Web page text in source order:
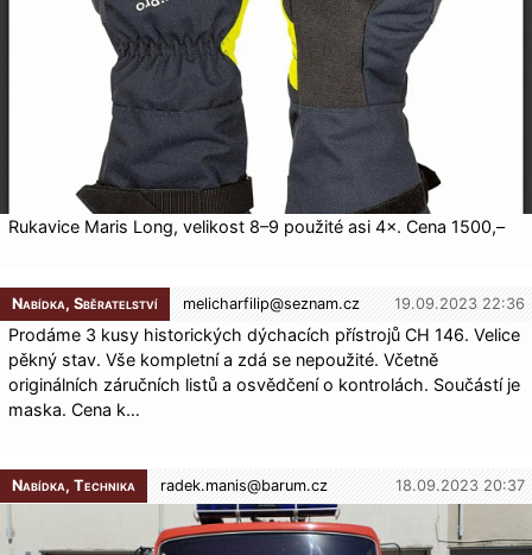
Rukavice Maris Long, velikost 8–9 použité asi 4×. Cena 1500,–
Nabídka, Sběratelství melicharfilip@seznam.cz 19.09.2023 22:36
Prodáme 3 kusy historických dýchacích přístrojů CH 146. Velice
pěkný stav. Vše kompletní a zdá se nepoužité. Včetně
originálních záručních listů a osvědčení o kontrolách. Součástí je
maska. Cena k…
Nabídka, Technika radek.manis@barum.cz 18.09.2023 20:37